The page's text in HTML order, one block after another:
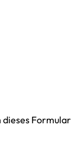
dieses Formular